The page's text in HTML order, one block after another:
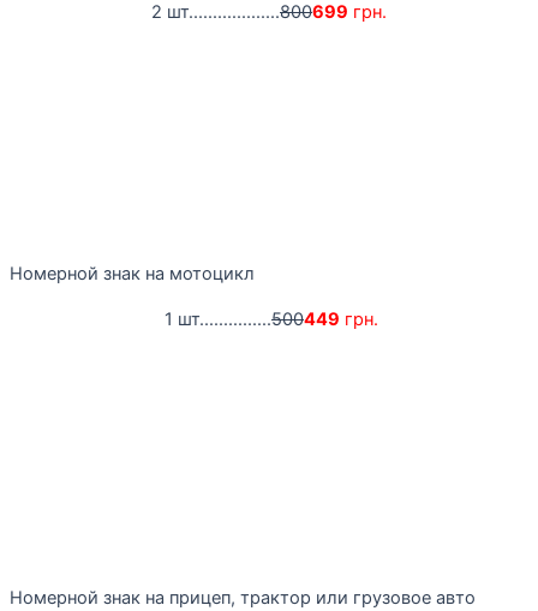
2 шт...................800699 грн.
Номерной знак на мотоцикл
1 шт...............500449 грн.
Номерной знак на прицеп, трактор или грузовое авто